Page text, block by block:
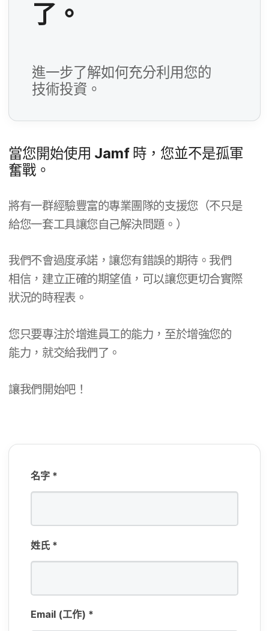
了。
進一步​了​解如何​充分​利用您​的​
技術​投資。
名​字 *
必
填​
位
姓​氏 *
必
填​
欄
Email (工作) *
必
填​
位
必
欄
位
必
填​
欄
位
必
填​
欄
當您​開始​使用 Jamf 時，​您​並​不​是​孤軍​
奮戰。
將​有​一群​經驗​豐富​的​專業​團隊​的​支援​您（​不​只是​
給您​一​套​工具​讓​您​自己​解決​問題。​）
我們​不會​過度​承諾，​讓​您​有​錯誤​的​期待。​我們​
相信，​建立​正確​的​期望值，​可以​讓​您​更​切合​實際​
狀況​的​時程表。
您​只要​專注於​增進​員工​的​能力，​至於​增強​您​的​
能力，​就​交給​我們​了。
讓​我們​開始​吧！